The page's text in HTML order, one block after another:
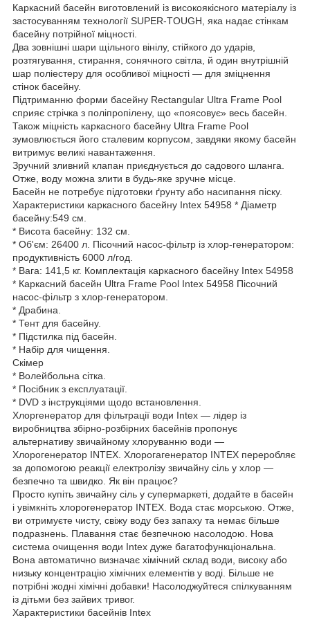
Каркасний басейн виготовлений із високоякісного матеріалу із
застосуванням технології SUPER-TOUGH, яка надає стінкам
басейну потрійної міцності.
Два зовнішні шари щільного вінілу, стійкого до ударів,
розтягування, стирання, сонячного світла, й один внутрішній
шар поліестеру для особливої міцності — для зміцнення
стінок басейну.
Підтриманню форми басейну Rectangular Ultra Frame Pool
сприяє стрічка з поліпропілену, що «поясовує» весь басейн.
Також міцність каркасного басейну Ultra Frame Pool
зумовлюється його сталевим корпусом, завдяки якому басейн
витримує великі навантаження.
Зручний зливний клапан приєднується до садового шланга.
Отже, воду можна злити в будь-яке зручне місце.
Басейн не потребує підготовки ґрунту або насипання піску.
Характеристики каркасного басейну Intex 54958 * Діаметр
басейну:549 см.
* Висота басейну: 132 см.
* Об'єм: 26400 л. Пісочний насос-фільтр із хлор-генератором:
продуктивність 6000 л/год.
* Вага: 141,5 кг. Комплектація каркасного басейну Intex 54958
* Каркасний басейн Ultra Frame Pool Intex 54958 Пісочний
насос-фільтр з хлор-генератором.
* Драбина.
* Тент для басейну.
* Підстилка під басейн.
* Набір для чищення.
Скімер
* Волейбольна сітка.
* Посібник з експлуатації.
* DVD з інструкціями щодо встановлення.
Хлоргенератор для фільтрації води Intex — лідер із
виробництва збірно-розбірних басейнів пропонує
альтернативу звичайному хлоруванню води —
Хлорогенератор INTEX. Хлорогагенератор INTEX переробляє
за допомогою реакції електролізу звичайну сіль у хлор —
безпечно та швидко. Як він працює?
Просто купіть звичайну сіль у супермаркеті, додайте в басейн
і увімкніть хлорогенератор INTEX. Вода стає морською. Отже,
ви отримуєте чисту, свіжу воду без запаху та немає більше
подразнень. Плавання стає безпечною насолодою. Нова
система очищення води Intex дуже багатофункціональна.
Вона автоматично визначає хімічний склад води, високу або
низьку концентрацію хімічних елементів у воді. Більше не
потрібні жодні хімічні добавки! Насолоджуйтеся спілкуванням
із дітьми без зайвих тривог.
Характеристики басейнів Intex